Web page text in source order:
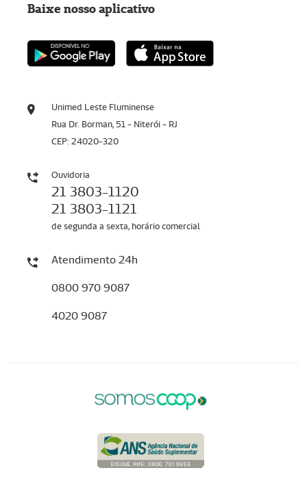
Unimed Leste Fluminense
Rua Dr. Borman, 51 - Niterói - RJ
CEP: 24020-320
Ouvidoria
21 3803-1120
21 3803-1121
de segunda a sexta, horário comercial
Atendimento 24h
0800 970 9087
4020 9087
Baixe nosso aplicativo